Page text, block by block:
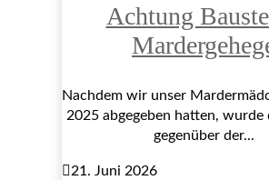
Achtung
Nachdem wir unser
2025 abgegeben hatten, wurde
gegenüber der...
21. Juni 2026